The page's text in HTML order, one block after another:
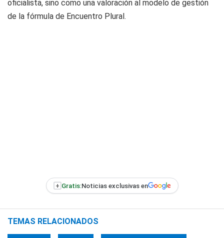
oficialista, sino como una valoración al modelo de gestión
de la fórmula de Encuentro Plural.
+ Gratis:Noticias exclusivas en
TEMAS RELACIONADOS